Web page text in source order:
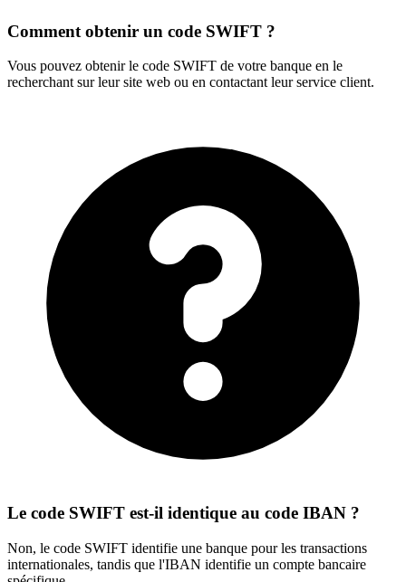
Comment obtenir un code SWIFT ?
Vous pouvez obtenir le code SWIFT de votre banque en le
recherchant sur leur site web ou en contactant leur service client.
Le code SWIFT est-il identique au code IBAN ?
Non, le code SWIFT identifie une banque pour les transactions
internationales, tandis que l'IBAN identifie un compte bancaire